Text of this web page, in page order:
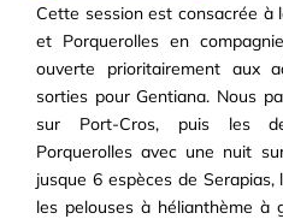
Cette session est consacrée
et Porquerolles en
ouverte prioritairement aux
sorties pour Gentiana. Nous
sur Port-Cros, puis les
Porquerolles avec une nuit
jusque 6 espèces de Serapias,
les pelouses à hélianthème à